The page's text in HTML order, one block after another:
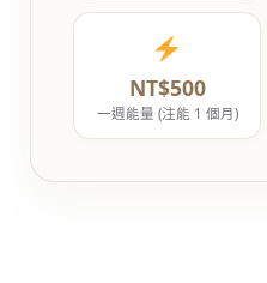
NT$500
一週能量 (注能 1 個月)